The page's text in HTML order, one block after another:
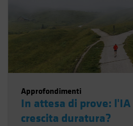
Approfondimenti
In attesa di prove:
crescita duratura?